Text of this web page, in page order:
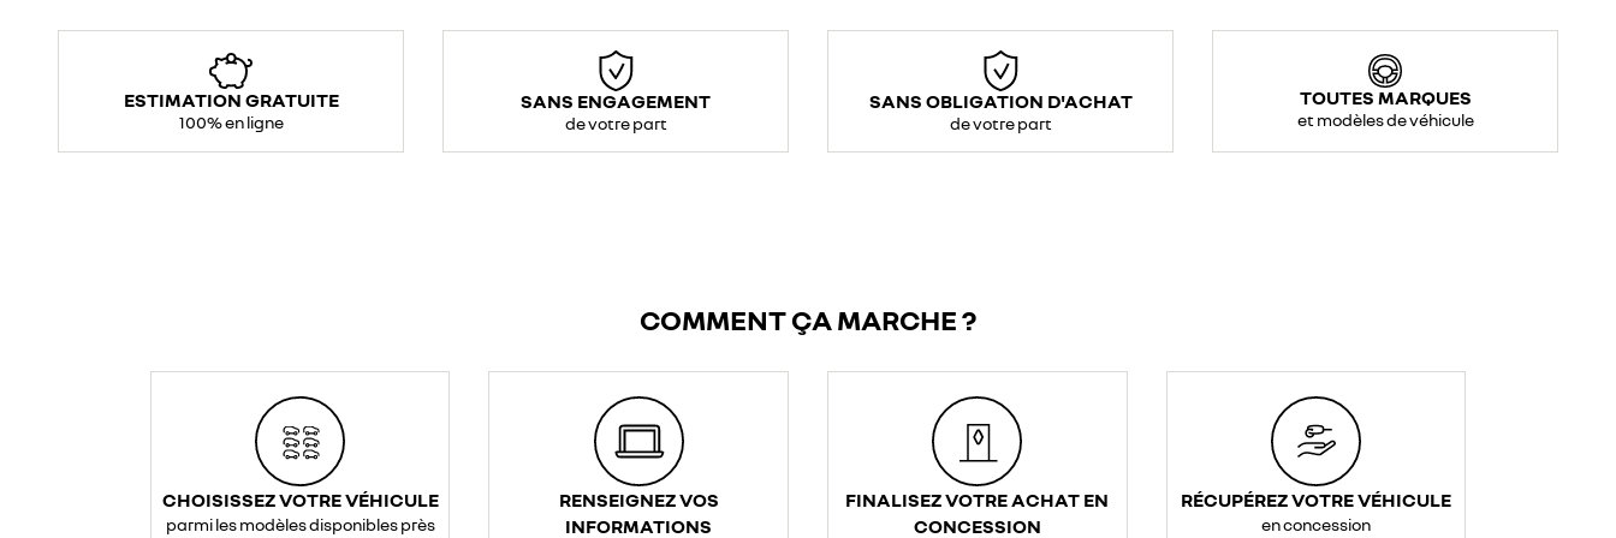
ESTIMATION GRATUITE
100% en ligne
SANS ENGAGEMENT
de votre part
SANS OBLIGATION D'ACHAT
de votre part
TOUTES MARQUES
et modèles de véhicule
COMMENT ÇA MARCHE ?
CHOISISSEZ VOTRE VÉHICULE
parmi les modèles disponibles près
RENSEIGNEZ VOS
INFORMATIONS
FINALISEZ VOTRE ACHAT EN
CONCESSION
RÉCUPÉREZ VOTRE VÉHICULE
en concession